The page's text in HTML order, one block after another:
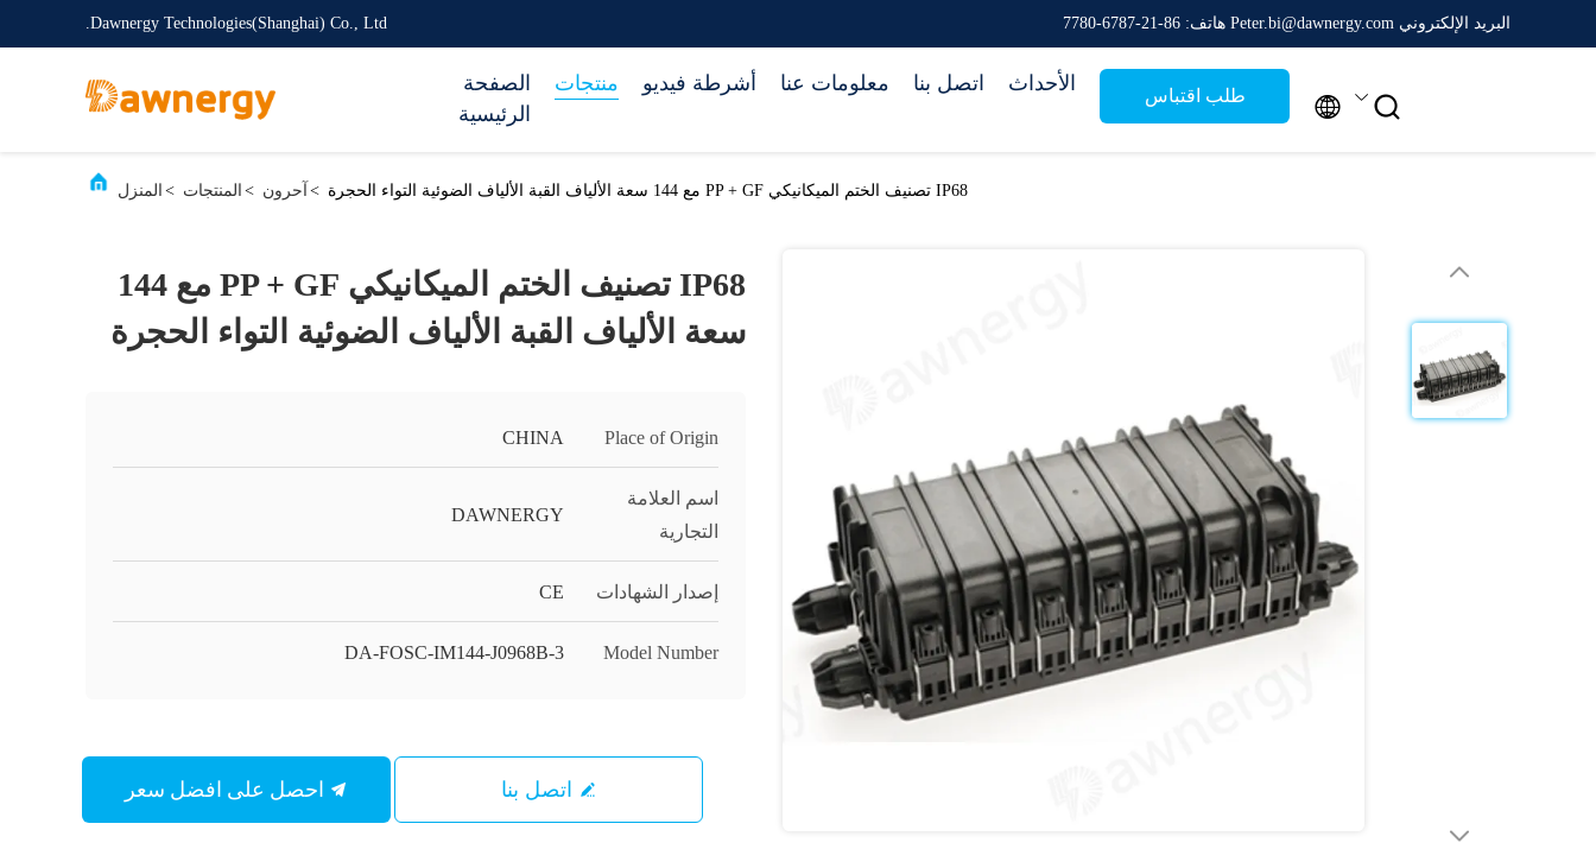
Dawnergy Technologies(Shanghai) Co., Ltd. البريد الإلكتروني Peter.bi@dawnergy.com هاتف: 86-21-6787-7780
الصفحة
الرئيسية
منتجات أشرطة فيديو معلومات عنا اتصل بنا الأحداث
طلب اقتباس  
المنزل > المنتجات > آحرون > IP68 تصنيف الختم الميكانيكي PP + GF مع 144 سعة الألياف القبة الألياف الضوئية التواء الحجرة
IP68 تصنيف الختم الميكانيكي PP + GF مع 144
سعة الألياف القبة الألياف الضوئية التواء الحجرة
Place of Origin
CHINA
اسم العلامة
التجارية
DAWNERGY
إصدار الشهادات CE
Model Number
DA-FOSC-IM144-J0968B-3
اتصل بنا